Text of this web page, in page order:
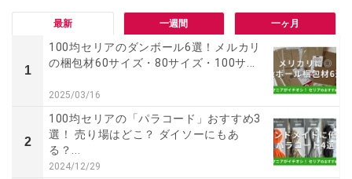
最新 一週間 一ヶ月
1
100均セリアのダンボール6選！メルカリ
の梱包材60サイズ・80サイズ・100サ...
2025/03/16
2
100均セリアの「パラコード」おすすめ3
選！ 売り場はどこ？ ダイソーにもあ
る？...
2024/12/29